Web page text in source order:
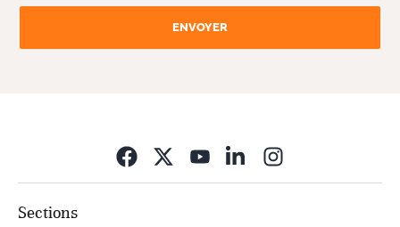
ENVOYER
Sections